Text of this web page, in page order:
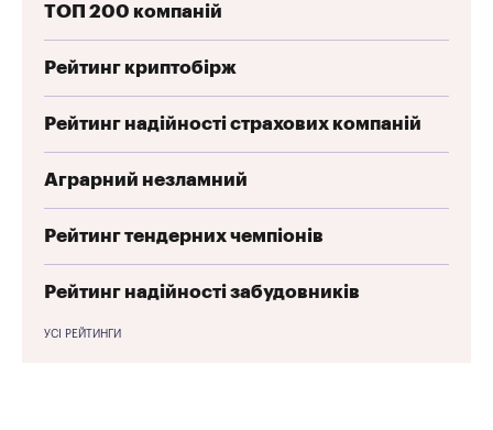
ТОП 200 компаній
Рейтинг криптобірж
Рейтинг надійності страхових компаній
Аграрний незламний
Рейтинг тендерних чемпіонів
Рейтинг надійності забудовників
УСІ РЕЙТИНГИ